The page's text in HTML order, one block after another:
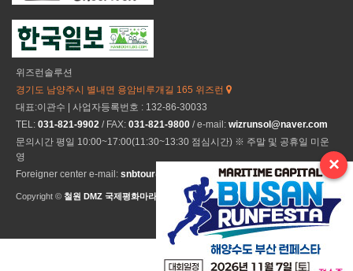
위즈런솔루션
경기도 남양주시 별내면 용암비루개길 165 위즈런
대표:이관수 | 사업자등록번호 : 132-86-30033
TEL: 031-821-9902 / FAX: 031-821-9800 / e-mail: wizrunsol@naver.com
문의시간 평일 10:00~17:00(11:30~13:30 점심시간) ※ 주말 및 공휴일 미운
영
Foreigner center e-mail: snbtour@naver.com
Copyright © 철원 DMZ 국제평화마라톤 All Rights Reseved.
×